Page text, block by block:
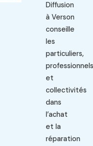
Diffusion
à Verson
conseille
les
particuliers,
professionnels
et
collectivités
dans
l’achat
et la
réparation